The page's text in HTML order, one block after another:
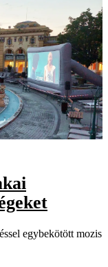
egybekötött mozis